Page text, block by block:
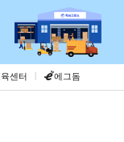
센터 | 에그돔